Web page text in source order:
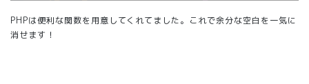
PHPは便利な関数を用意してくれてました。これで余分な空白を一気に
消せます！